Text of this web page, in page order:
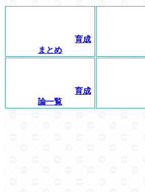
育成
まとめ
育成
論一覧